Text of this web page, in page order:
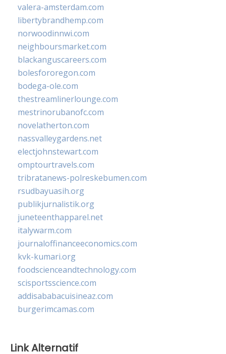
valera-amsterdam.com
libertybrandhemp.com
norwoodinnwi.com
neighboursmarket.com
blackanguscareers.com
bolesfororegon.com
bodega-ole.com
thestreamlinerlounge.com
mestrinorubanofc.com
novelatherton.com
nassvalleygardens.net
electjohnstewart.com
omptourtravels.com
tribratanews-polreskebumen.com
rsudbayuasih.org
publikjurnalistik.org
juneteenthapparel.net
italywarm.com
journaloffinanceeconomics.com
kvk-kumari.org
foodscienceandtechnology.com
scisportsscience.com
addisababacuisineaz.com
burgerimcamas.com
Link Alternatif